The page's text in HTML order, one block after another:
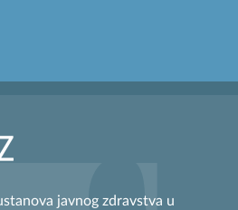
javnog zdravstva u